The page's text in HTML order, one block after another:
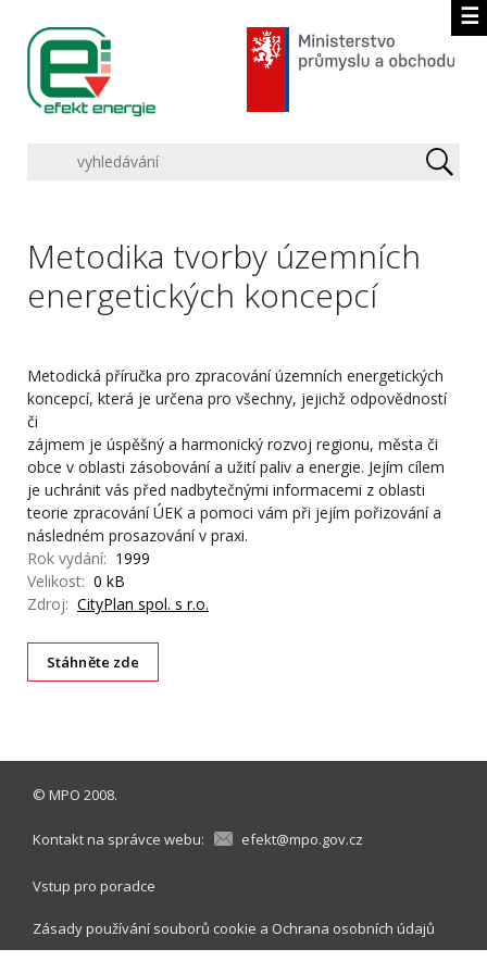
☰
Metodika tvorby územních
energetických koncepcí
Metodická příručka pro zpracování územních energetických
koncepcí, která je určena pro všechny, jejichž odpovědností
či
zájmem je úspěšný a harmonický rozvoj regionu, města či
obce v oblasti zásobování a užití paliv a energie. Jejím cílem
je uchránit vás před nadbytečnými informacemi z oblasti
teorie zpracování ÚEK a pomoci vám při jejím pořizování a
následném prosazování v praxi.
Rok vydání: 1999
Velikost: 0 kB
Zdroj: CityPlan spol. s r.o.
Stáhněte zde
© MPO 2008.
Kontakt na správce webu: efekt@mpo.gov.cz
Vstup pro poradce
Zásady používání souborů cookie a Ochrana osobních údajů